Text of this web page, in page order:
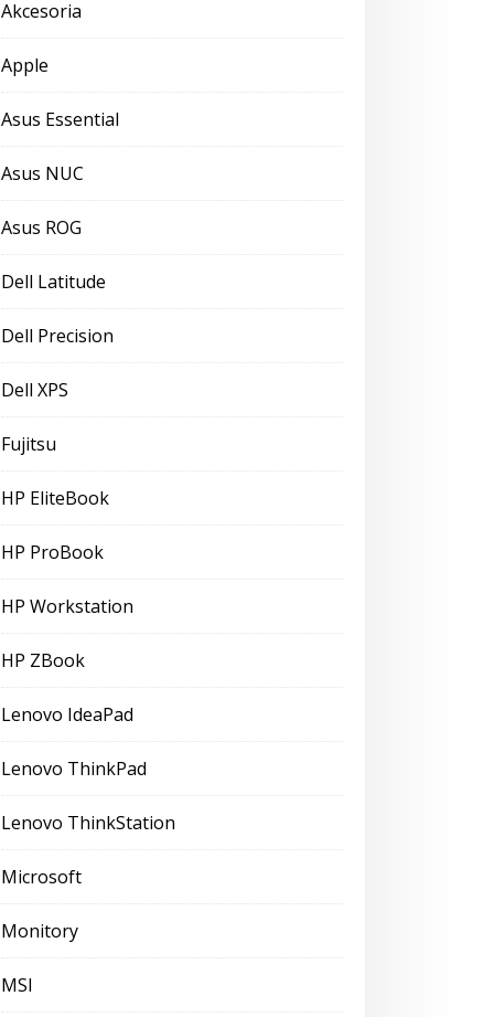
Akcesoria
Apple
Asus Essential
Asus NUC
Asus ROG
Dell Latitude
Dell Precision
Dell XPS
Fujitsu
HP EliteBook
HP ProBook
HP Workstation
HP ZBook
Lenovo IdeaPad
Lenovo ThinkPad
Lenovo ThinkStation
Microsoft
Monitory
MSI